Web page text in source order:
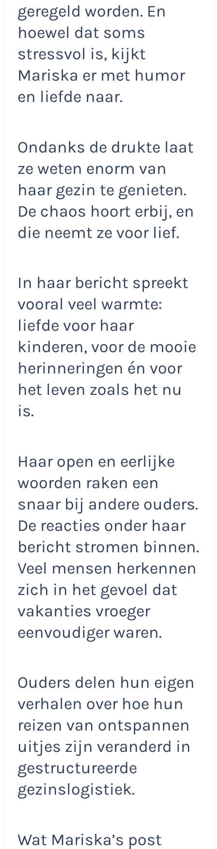
geregeld worden. En
hoewel dat soms
stressvol is, kijkt
Mariska er met humor
en liefde naar.
Ondanks de drukte laat
ze weten enorm van
haar gezin te genieten.
De chaos hoort erbij, en
die neemt ze voor lief.
In haar bericht spreekt
vooral veel warmte:
liefde voor haar
kinderen, voor de mooie
herinneringen én voor
het leven zoals het nu
is.
Haar open en eerlijke
woorden raken een
snaar bij andere ouders.
De reacties onder haar
bericht stromen binnen.
Veel mensen herkennen
zich in het gevoel dat
vakanties vroeger
eenvoudiger waren.
Ouders delen hun eigen
verhalen over hoe hun
reizen van ontspannen
uitjes zijn veranderd in
gestructureerde
gezinslogistiek.
Wat Mariska’s post